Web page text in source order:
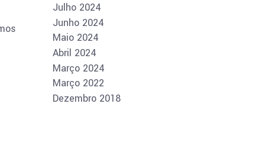
Julho 2024
Junho 2024
Maio 2024
Abril 2024
Março 2024
Março 2022
Dezembro 2018